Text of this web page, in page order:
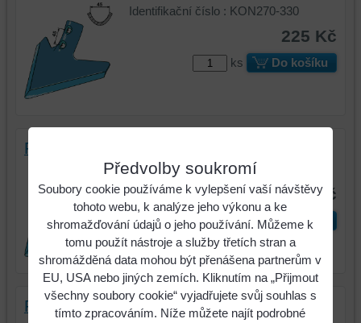
Identifikační číslo : KON270-330
225 Kč
ks Do košíku
Radlice Š=270 mm, výkovek
Identifikační číslo : KON270 V
295 Kč
ks Do košíku
Radlice Š=330 mm lisovaná
Předvolby soukromí
Soubory cookie používáme k vylepšení vaší návštěvy
tohoto webu, k analýze jeho výkonu a ke
shromažďování údajů o jeho používání. Můžeme k
tomu použít nástroje a služby třetích stran a
shromážděná data mohou být přenášena partnerům v
EU, USA nebo jiných zemích. Kliknutím na „Přijmout
všechny soubory cookie“ vyjadřujete svůj souhlas s
tímto zpracováním. Níže můžete najít podrobné